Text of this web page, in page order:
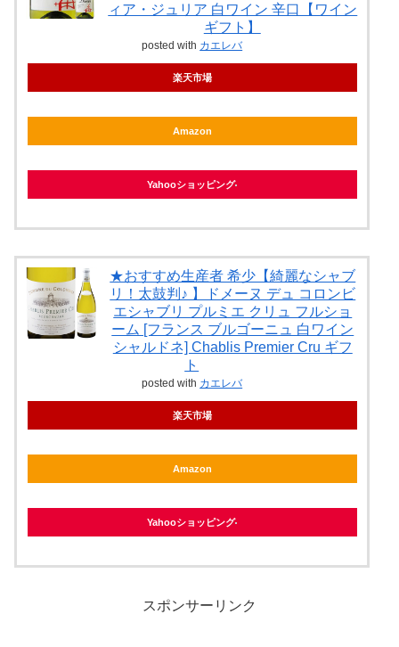
ィア・ジュリア 白ワイン 辛口【ワイン
ギフト】
posted with カエレバ
楽天市場
Amazon
Yahooショッピング
★おすすめ生産者 希少【綺麗なシャブ
リ！太鼓判♪ 】ドメーヌ デュ コロンビ
エシャブリ プルミエ クリュ フルショ
ーム [フランス ブルゴーニュ 白ワイン
シャルドネ] Chablis Premier Cru ギフ
ト
posted with カエレバ
楽天市場
Amazon
Yahooショッピング
スポンサーリンク